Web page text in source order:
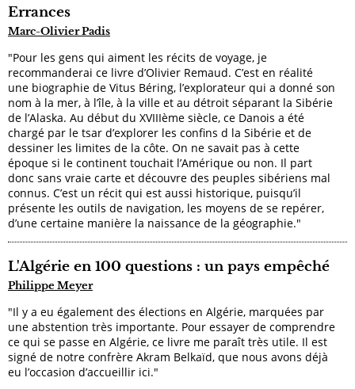
Errances
Marc-Olivier Padis
"Pour les gens qui aiment les récits de voyage, je
recommanderai ce livre d’Olivier Remaud. C’est en réalité
une biographie de Vitus Béring, l’explorateur qui a donné son
nom à la mer, à l’île, à la ville et au détroit séparant la Sibérie
de l’Alaska. Au début du XVIIIème siècle, ce Danois a été
chargé par le tsar d’explorer les confins d la Sibérie et de
dessiner les limites de la côte. On ne savait pas à cette
époque si le continent touchait l’Amérique ou non. Il part
donc sans vraie carte et découvre des peuples sibériens mal
connus. C’est un récit qui est aussi historique, puisqu’il
présente les outils de navigation, les moyens de se repérer,
d’une certaine manière la naissance de la géographie."
L'Algérie en 100 questions : un pays empêché
Philippe Meyer
"Il y a eu également des élections en Algérie, marquées par
une abstention très importante. Pour essayer de comprendre
ce qui se passe en Algérie, ce livre me paraît très utile. Il est
signé de notre confrère Akram Belkaïd, que nous avons déjà
eu l’occasion d’accueillir ici."